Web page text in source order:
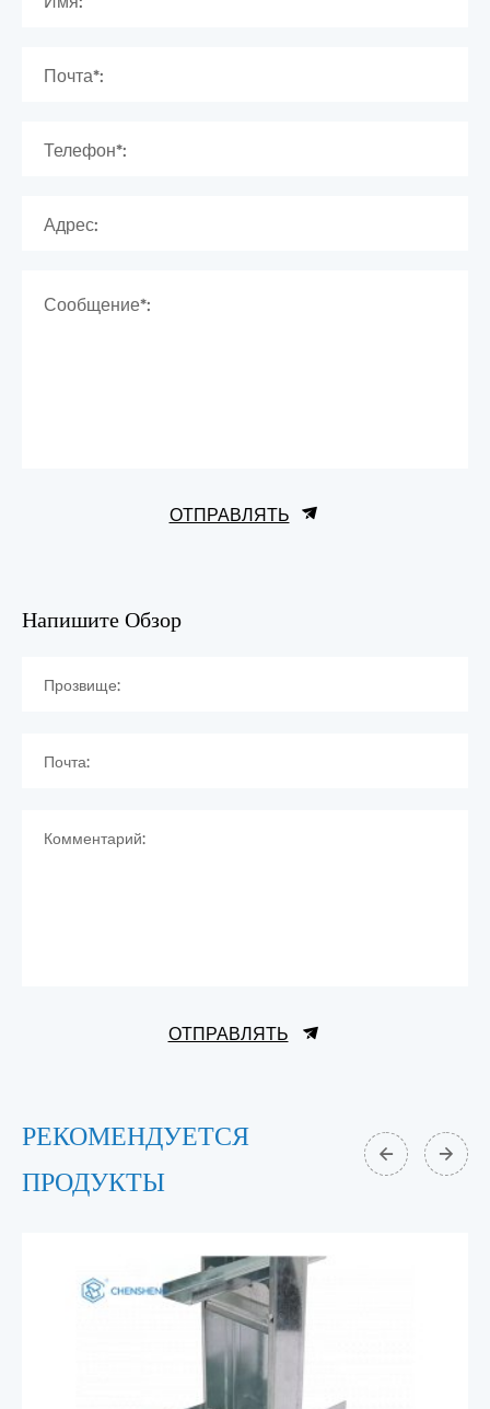
Почта*:
Телефон*:
Адрес:
Сообщение*:
ОТПРАВЛЯТЬ
Напишите Обзор
Прозвище:
Почта:
Комментарий:
ОТПРАВЛЯТЬ
РЕКОМЕНДУЕТСЯ
ПРОДУКТЫ